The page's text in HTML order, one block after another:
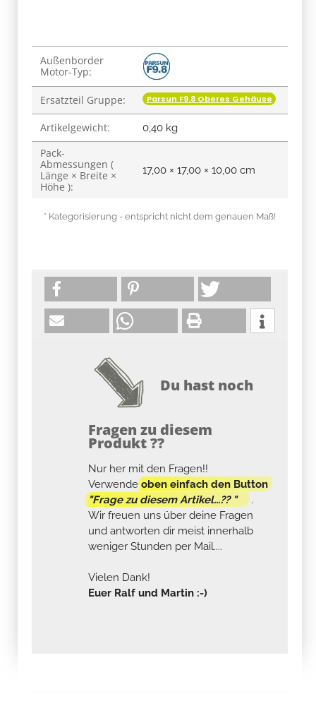
Produkteigenschaft
Wert
Außenborder
Motor-Typ:
Ersatzteil Gruppe: Parsun F9.8 Oberes Gehäuse
Artikelgewicht: 0,40 kg
Pack-
Abmessungen (
Länge × Breite ×
Höhe ):
17,00 × 17,00 × 10,00 cm
* Kategorisierung - entspricht nicht dem genauen Maß!
Du hast noch
Fragen zu diesem
Produkt ??
Nur her mit den Fragen!!
Verwendeoben einfach den Button
"Frage zu diesem Artikel...?? "
.
Wir freuen uns über deine Fragen
und antworten dir meist innerhalb
weniger Stunden per Mail....
Vielen Dank!
Euer Ralf und Martin :-)